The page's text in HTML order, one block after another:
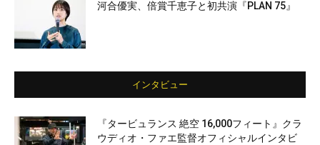
河合優実、倍賞千恵子と初共演『PLAN 75』
インタビュー
『タービュランス 絶空 16,000フィート』クラ
ウディオ・ファエ監督オフィシャルインタビ